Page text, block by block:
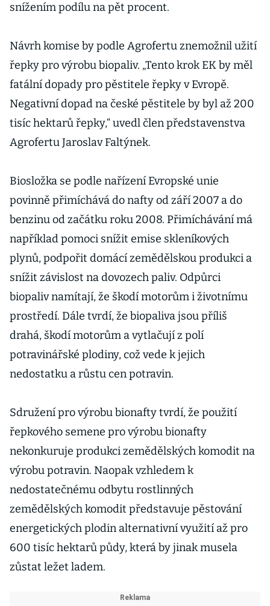
snížením podílu na pět procent.
Návrh komise by podle Agrofertu znemožnil užití
řepky pro výrobu biopaliv. „Tento krok EK by měl
fatální dopady pro pěstitele řepky v Evropě.
Negativní dopad na české pěstitele by byl až 200
tisíc hektarů řepky,“ uvedl člen představenstva
Agrofertu Jaroslav Faltýnek.
Biosložka se podle nařízení Evropské unie
povinně přimíchává do nafty od září 2007 a do
benzinu od začátku roku 2008. Přimíchávání má
například pomoci snížit emise skleníkových
plynů, podpořit domácí zemědělskou produkci a
snížit závislost na dovozech paliv. Odpůrci
biopaliv namítají, že škodí motorům i životnímu
prostředí. Dále tvrdí, že biopaliva jsou příliš
drahá, škodí motorům a vytlačují z polí
potravinářské plodiny, což vede k jejich
nedostatku a růstu cen potravin.
Sdružení pro výrobu bionafty tvrdí, že použití
řepkového semene pro výrobu bionafty
nekonkuruje produkci zemědělských komodit na
výrobu potravin. Naopak vzhledem k
nedostatečnému odbytu rostlinných
zemědělských komodit představuje pěstování
energetických plodin alternativní využití až pro
600 tisíc hektarů půdy, která by jinak musela
zůstat ležet ladem.